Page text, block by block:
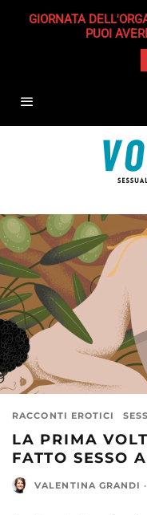
RACCONTI EROTICI
LA PRIMA
FATTO SESSO
VALENTINA GRANDI ·
GIORNATA
PUOI